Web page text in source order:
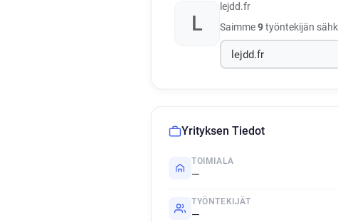
L
lejdd.fr
Saimme9työntekijän
Yrityksen Tiedot
TOIMIALA
—
TYÖNTEKIJÄT
—